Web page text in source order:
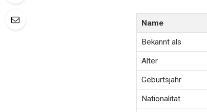
Name
Bekannt als
Alter
Geburtsjahr
Nationalität